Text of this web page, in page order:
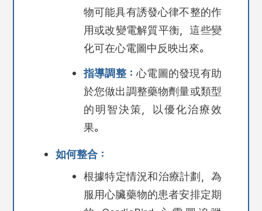
物可能具有誘發心律不整的作
用或改變電解質平衡，這些變
化可在心電圖中反映出來。
指導調整：心電圖的發現有助
於您做出調整藥物劑量或類型
的明智決策，以優化治療效
果。
如何整合：
根據特定情況和治療計劃，為
服用心臟藥物的患者安排定期